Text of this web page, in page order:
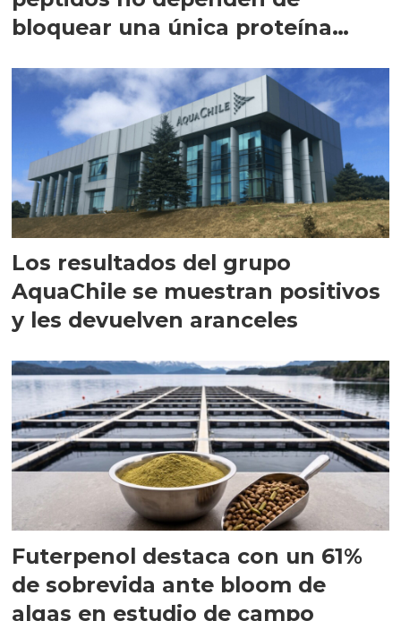
bloquear una única proteína
Los resultados del grupo
AquaChile se muestran positivos
y les devuelven aranceles
Futerpenol destaca con un 61%
de sobrevida ante bloom de
algas en estudio de campo